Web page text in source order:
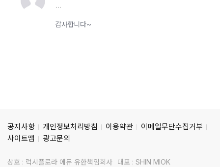
감사합니다~
공지사항 개인정보처리방침 이용약관
이메일무단수집거부
사이트맵
광고문의
상호 : 럭시플로라 에듀 유한책임회사 대표 : SHIN MIOK